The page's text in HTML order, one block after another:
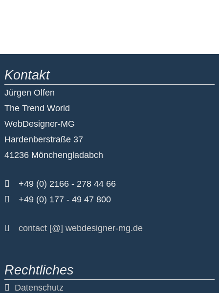
Kontakt
Jürgen Olfen
The Trend World
WebDesigner-MG
Hardenberstraße 37
41236 Mönchengladabch
+49 (0) 2166 - 278 44 66
+49 (0) 177 - 49 47 800
contact [@] webdesigner-mg.de
Rechtliches
Navigation
Datenschutz